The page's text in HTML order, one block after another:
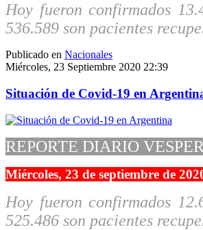
Hoy fueron confirmados
536.589 son pacientes
Publicado en Nacionales
Miércoles, 23 Septiembre 2020 22:39
Situación de Covid-19 en
REPORTE DIARIO
Miércoles, 23 de septiembre de
Hoy fueron confirmados
525.486 son pacientes